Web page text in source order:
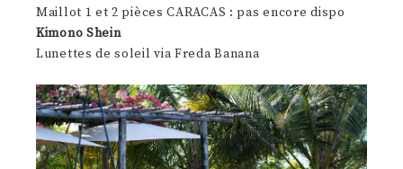
Maillot 1 et 2 pièces CARACAS : pas encore dispo
Kimono Shein
Lunettes de soleil via Freda Banana